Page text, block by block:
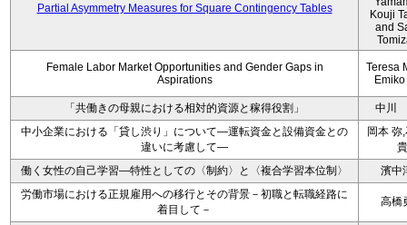
Partial Asymmetry Measures for Square Contingency Tables
Kouji
and
Female Labor Market Opportunities and Gender Gaps in
Aspirations
Teresa
「共働きの母親における相対的資源と稼得役割」
中川
中小企業における「貸し渋り」について―運転資金と設備資金との
違いに考慮して―
岡本 弥
貴
働く女性の自己学習―特性としての〈制約〉と〈複合学習本位制〉
濱中
労働市場における正規雇用への移行とその背景－初職と転職経路に
着目して－
高橋